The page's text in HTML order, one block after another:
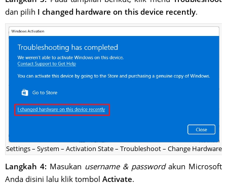
dan pilih I changed hardware on this device recently.
Settings – System – Activation State – Troubleshoot – Change Hardware
Langkah 4: Masukan username & passwordakun Microsoft
Anda disini lalu klik tombol Activate.